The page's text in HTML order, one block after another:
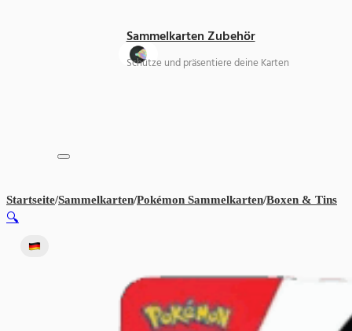
Sammelkarten Zubehör
Schütze und präsentiere deine Karten
Startseite/Sammelkarten/Pokémon Sammelkarten/Boxen & Tins
🔍